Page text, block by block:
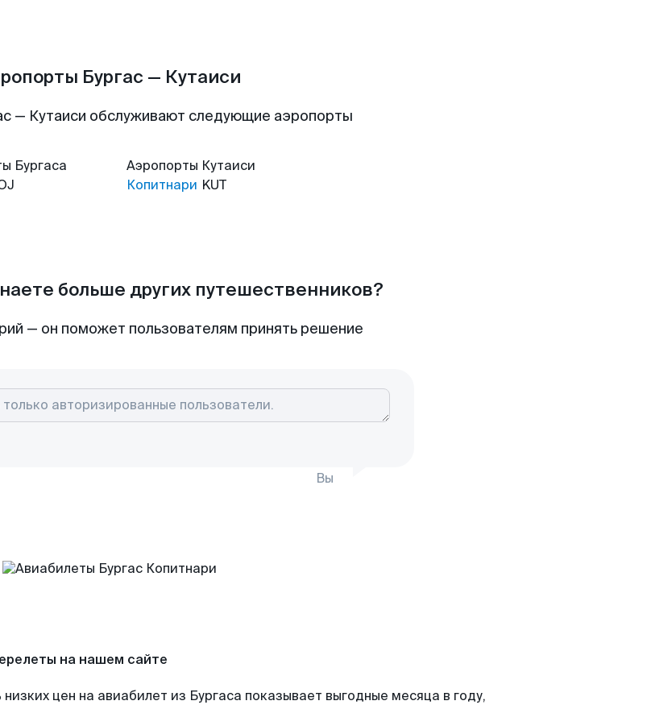
Бургас — Кутаиси
— Кутаиси обслуживают следующие аэропорты
Бургаса
Аэропорты Кутаиси
Копитнари KUT
больше других путешественников?
— он поможет пользователям принять решение
Вы
на нашем сайте
цен на авиабилет из Бургаса показывает выгодные месяца в году,